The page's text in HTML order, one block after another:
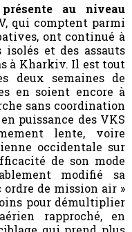
au niveau
qui comptent parmi
ont continué à
et des assauts
à Kharkiv. Il est tout
deux semaines de
en soient encore à
sans coordination
puissance des VKS
lente, voire
occidentale sur
de son mode
modifié sa
ordre de mission air »
pour démultiplier
rapproché, en